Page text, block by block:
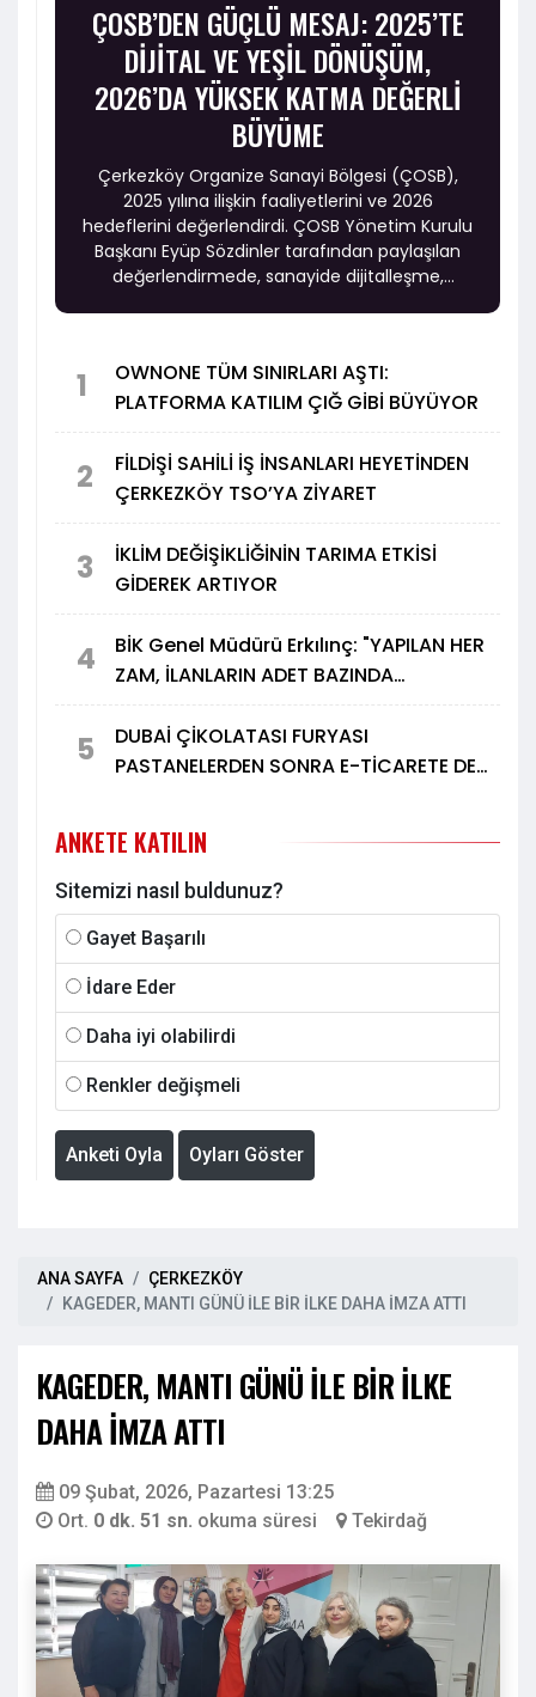
ÇOSB’DEN GÜÇLÜ MESAJ: 2025’TE
DİJİTAL VE YEŞİL DÖNÜŞÜM,
2026’DA YÜKSEK KATMA DEĞERLİ
BÜYÜME
Çerkezköy Organize Sanayi Bölgesi (ÇOSB),
2025 yılına ilişkin faaliyetlerini ve 2026
hedeflerini değerlendirdi. ÇOSB Yönetim Kurulu
Başkanı Eyüp Sözdinler tarafından paylaşılan
değerlendirmede, sanayide dijitalleşme,
1
OWNONE TÜM SINIRLARI AŞTI:
PLATFORMA KATILIM ÇIĞ GİBİ BÜYÜYOR
2
FİLDİŞİ SAHİLİ İŞ İNSANLARI HEYETİNDEN
ÇERKEZKÖY TSO’YA ZİYARET
3
İKLİM DEĞİŞİKLİĞİNİN TARIMA ETKİSİ
GİDEREK ARTIYOR
4
BİK Genel Müdürü Erkılınç: "YAPILAN HER
ZAM, İLANLARIN ADET BAZINDA
5
DUBAİ ÇİKOLATASI FURYASI
PASTANELERDEN SONRA E-TİCARETE DE
ANKETE KATILIN
Sitemizi nasıl buldunuz?
Gayet Başarılı
İdare Eder
Daha iyi olabilirdi
Renkler değişmeli
Anketi Oyla Oyları Göster
ANA SAYFA
ÇERKEZKÖY
KAGEDER, MANTI GÜNÜ İLE BİR İLKE DAHA İMZA ATTI
KAGEDER, MANTI GÜNÜ İLE BİR İLKE
DAHA İMZA ATTI
09 Şubat, 2026, Pazartesi 13:25
Ort. 0 dk. 51 sn. okuma süresi Tekirdağ